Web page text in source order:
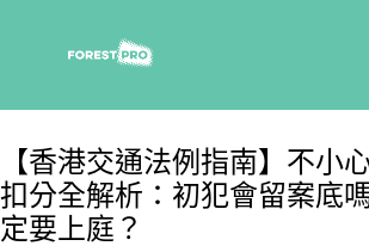
【香港交通法例指南】不小
扣分全解析：初犯會留案底
定要上庭？